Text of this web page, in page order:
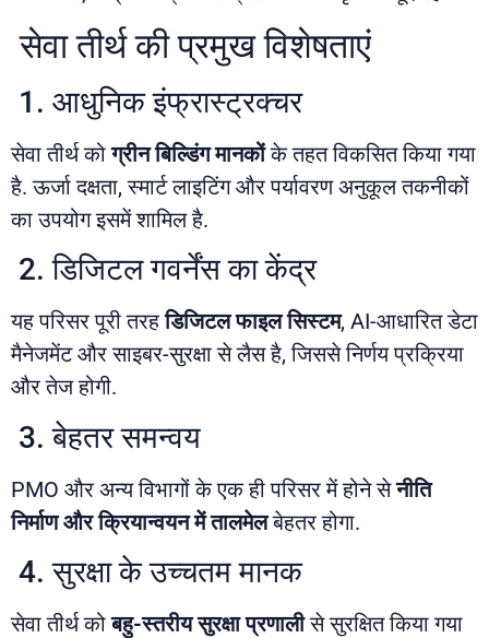
सेवा तीर्थ की प्रमुख विशेषताएं
1. आधुनिक इंफ्रास्ट्रक्चर
सेवा तीर्थ कोग्रीन बिल्डिंग मानकोंके तहत विकसित किया गया
है. ऊर्जा दक्षता, स्मार्ट लाइटिंग और पर्यावरण अनुकूल तकनीकों
का उपयोग इसमें शामिल है.
2. डिजिटल गवर्नेंस का केंद्र
यह परिसर पूरी तरहडिजिटल फाइल सिस्टम, AI-आधारित डेटा
मैनेजमेंट और साइबर-सुरक्षा से लैस है, जिससे निर्णय प्रक्रिया
और तेज होगी.
3. बेहतर समन्वय
PMO और अन्य विभागों के एक ही परिसर में होने सेनीति
निर्माण और क्रियान्वयन में तालमेलबेहतर होगा.
4. सुरक्षा के उच्चतम मानक
सेवा तीर्थ कोबहु-स्तरीय सुरक्षा प्रणालीसे सुरक्षित किया गया